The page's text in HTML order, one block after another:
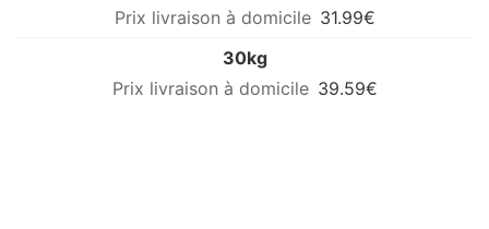
31.99€
30kg
39.59€